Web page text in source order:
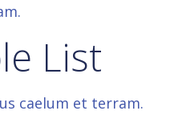
List
caelum et terram.